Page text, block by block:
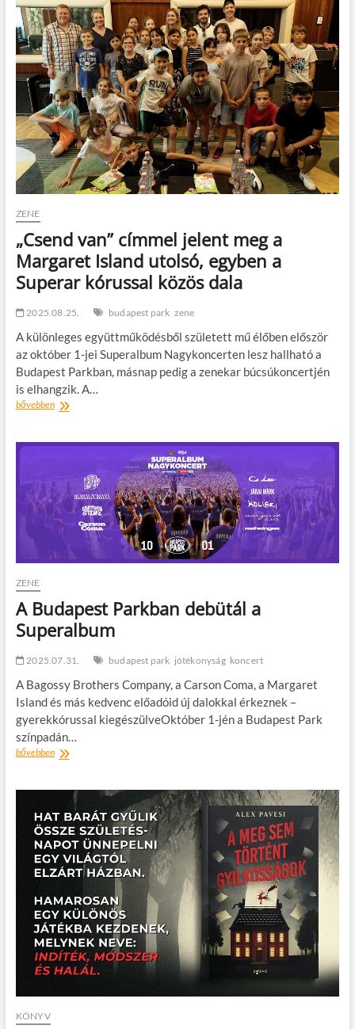
nőknek
az
éjszakai
hazajutáshoz
ZENE
„Csend van” címmel jelent meg a
Margaret Island utolsó, egyben a
Superar kórussal közös dala
2025.08.25. budapest park zene
A különleges együttműködésből született mű élőben először
az október 1-jei Superalbum Nagykoncerten lesz hallható a
Budapest Parkban, másnap pedig a zenekar búcsúkoncertjén
is elhangzik. A…
bővebben„Csend
jelent
Margaret
Island
utolsó,
egyben
Superar
dala
ZENE
A Budapest Parkban debütál a
Superalbum
2025.07.31. budapest park jótékonyság koncert
A Bagossy Brothers Company, a Carson Coma, a Margaret
Island és más kedvenc előadóid új dalokkal érkeznek –
gyerekkórussal kiegészülveOktóber 1-jén a Budapest Park
színpadán…
bővebbenA
debütál
Superalbum
KÖNYV